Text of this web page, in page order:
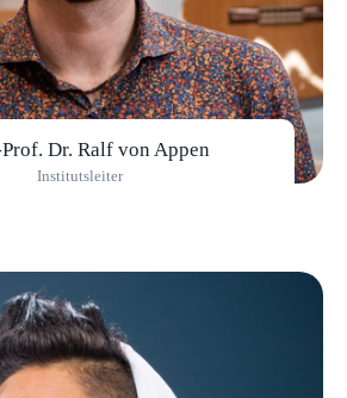
Dr. Ralf von Appen
Institutsleiter